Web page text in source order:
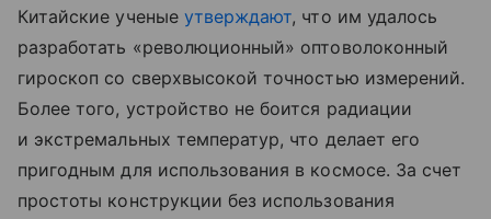
Китайские ученые утверждают, что им удалось
разработать «революционный» оптоволоконный
гироскоп со сверхвысокой точностью измерений.
Более того, устройство не боится радиации
и экстремальных температур, что делает его
пригодным для использования в космосе. За счет
простоты конструкции без использования